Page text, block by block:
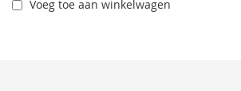
Voeg toe aan winkelwagen